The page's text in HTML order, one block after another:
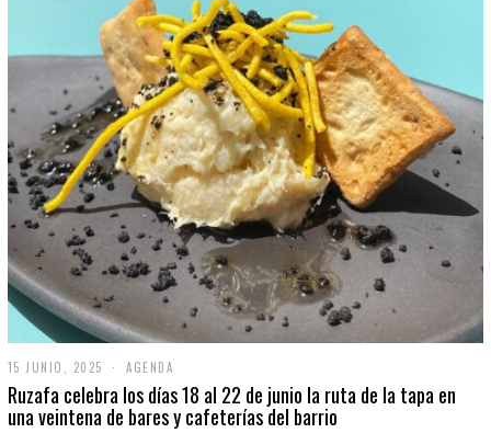
15 JUNIO, 2025
J
U
AGENDA
Ruzafa celebra los días 18 al 22 de junio la ruta de la tapa en
una veintena de bares y cafeterías del barrio